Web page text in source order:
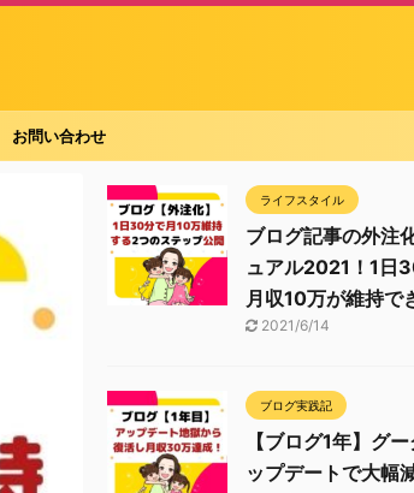
お問い合わせ
ライフスタイル
ブログ記事の外注
ュアル2021！1日
月収10万が維持で
2021/6/14
ブログ実践記
【ブログ1年】グ
ップデートで大幅